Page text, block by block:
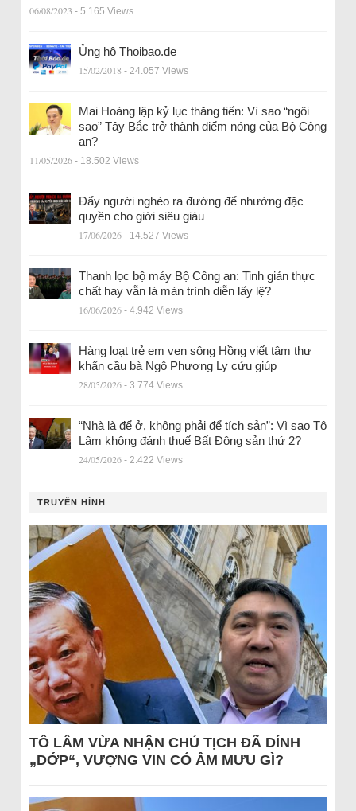
06/08/2023 - 5.165 Views
Ủng hộ Thoibao.de
15/02/2018 - 24.057 Views
Mai Hoàng lập kỷ lục thăng tiến: Vì sao “ngôi
sao” Tây Bắc trở thành điểm nóng của Bộ Công
an?
11/05/2026 - 18.502 Views
Đẩy người nghèo ra đường để nhường đặc
quyền cho giới siêu giàu
17/06/2026 - 14.527 Views
Thanh lọc bộ máy Bộ Công an: Tinh giản thực
chất hay vẫn là màn trình diễn lấy lệ?
16/06/2026 - 4.942 Views
Hàng loạt trẻ em ven sông Hồng viết tâm thư
khẩn cầu bà Ngô Phương Ly cứu giúp
28/05/2026 - 3.774 Views
“Nhà là để ở, không phải để tích sản”: Vì sao Tô
Lâm không đánh thuế Bất Động sản thứ 2?
24/05/2026 - 2.422 Views
TRUYỀN HÌNH
TÔ LÂM VỪA NHẬN CHỦ TỊCH ĐÃ DÍNH
„DỚP“, VƯỢNG VIN CÓ ÂM MƯU GÌ?